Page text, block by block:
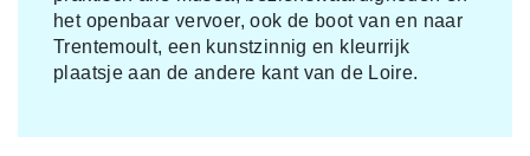
het openbaar vervoer, ook de boot van en naar
Trentemoult, een kunstzinnig en kleurrijk
plaatsje aan de andere kant van de Loire.